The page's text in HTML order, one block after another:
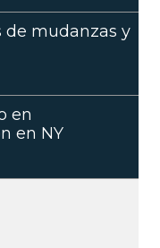
de mudanzas y
en
en NY